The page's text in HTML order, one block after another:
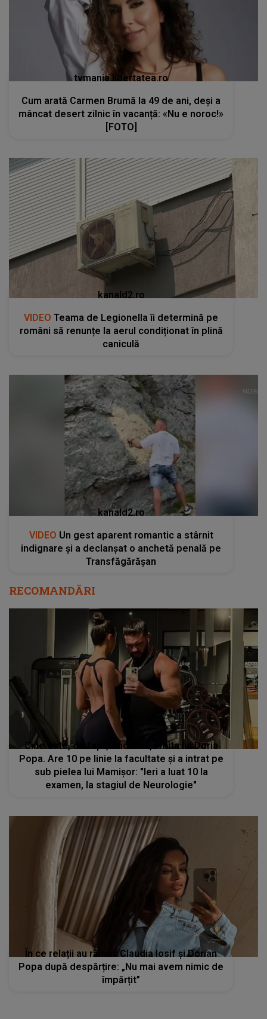
tvmania.libertatea.ro
Cum arată Carmen Brumă la 49 de ani, deși a
mâncat desert zilnic în vacanță: «Nu e noroc!»
[FOTO]
kanald2.ro
VIDEO Teama de Legionella îi determină pe
români să renunțe la aerul condiționat în plină
caniculă
kanald2.ro
VIDEO Un gest aparent romantic a stârnit
indignare și a declanșat o anchetă penală pe
Transfăgărășan
RECOMANDĂRI
Cine este, de fapt, Andreea, iubita lui Doria
Popa. Are 10 pe linie la facultate și a intrat pe
sub pielea lui Mamișor: "Ieri a luat 10 la
examen, la stagiul de Neurologie"
În ce relații au rămas Claudia Iosif și Dorian
Popa după despărțire: „Nu mai avem nimic de
împărțit”